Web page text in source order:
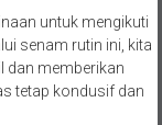
untuk mengikuti
senam rutin ini, kita
dan memberikan
tetap kondusif dan